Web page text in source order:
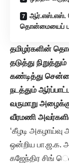
ஆர்.எஸ்.எஸ்.
தொன்மையைப்
தமிழர்களின்
தடுத்து
கண்டித்து
நடத்தும்
வருமாறு
வீரமணி
‘கீழடி அகழாய்வு
ஒன்றிய பா.ஜ.க.
கஜேந்திர சிங்